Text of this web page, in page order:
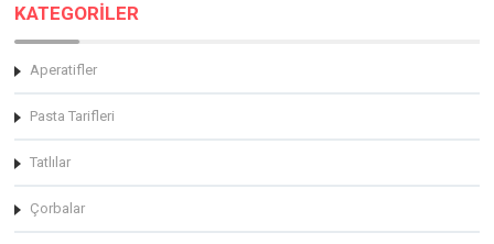
KATEGORİLER
Aperatifler
Pasta Tarifleri
Tatlılar
Çorbalar